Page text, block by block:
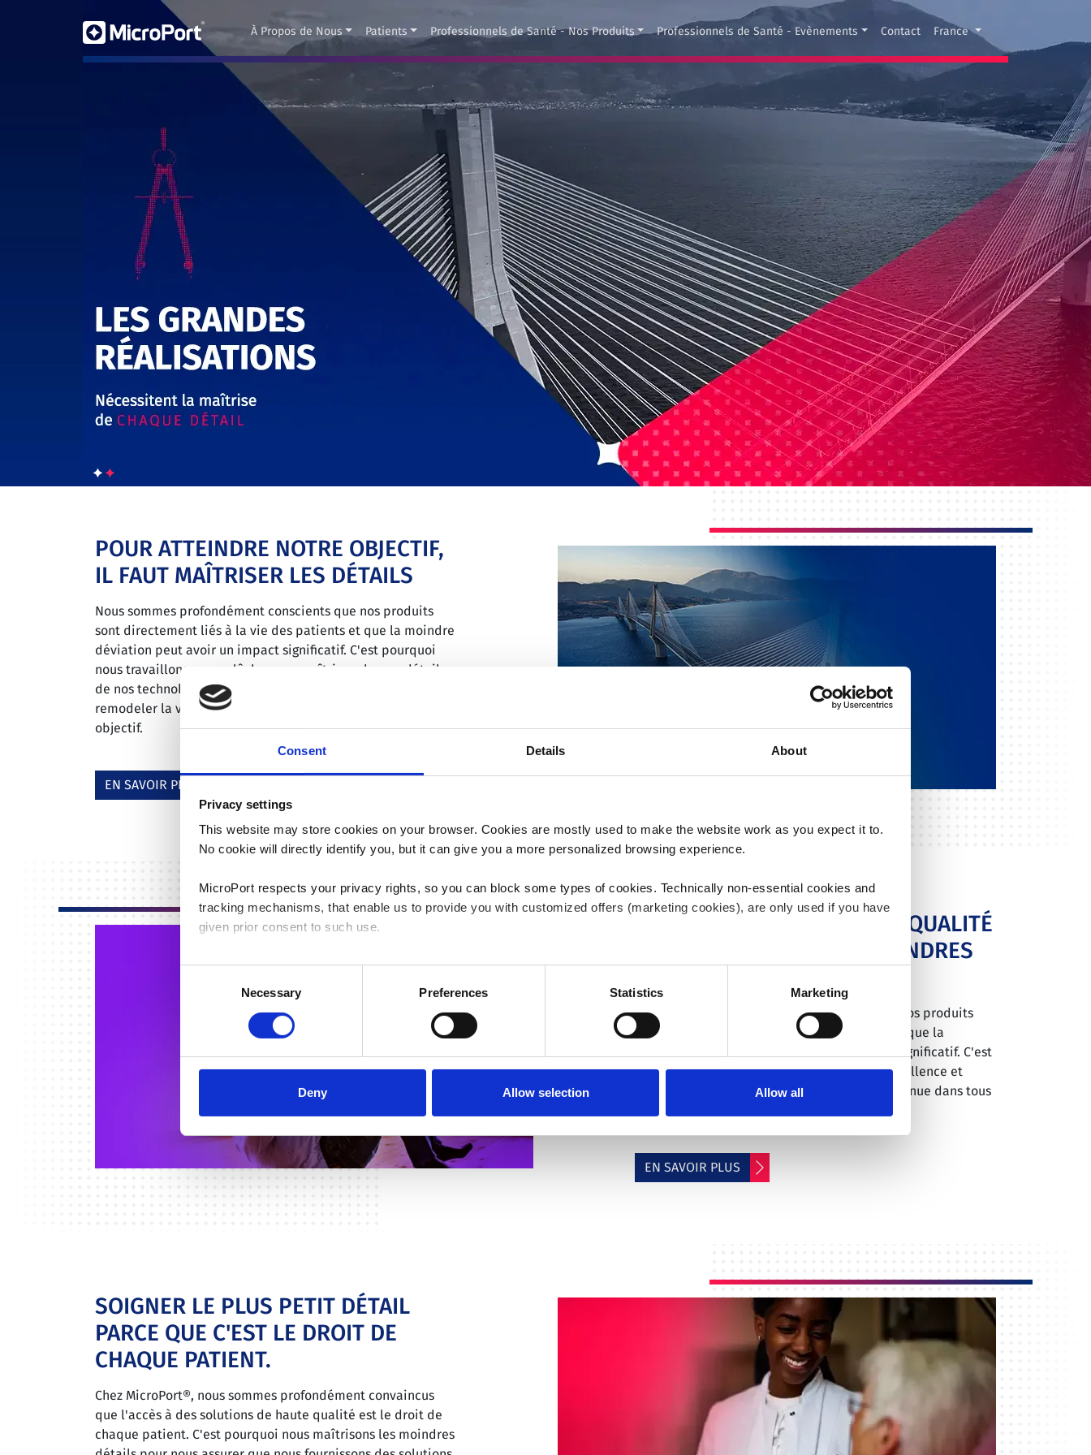
Consent Details About
Privacy settings
This website may store cookies on your browser. Cookies are mostly used to make the website work as you expect it to.
No cookie will directly identify you, but it can give you a more personalized browsing experience.
MicroPort respects your privacy rights, so you can block some types of cookies. Technically non-essential cookies and
tracking mechanisms, that enable us to provide you with customized offers (marketing cookies), are only used if you have
given prior consent to such use.
By clicking “Allow selection” or "Allow all", only the cookies you selected will be used. You can withdraw the consent that
you granted here at any time by going to
Cookies Settings . For more information, please see our Cookie Policy
Necessary Preferences Statistics Marketing
Deny Allow selection Allow all
À Propos de Nous Patients Professionnels de Santé - Nos Produits Professionnels de Santé - Evènements Contact France
POUR ATTEINDRE NOTRE OBJECTIF,
IL FAUT MAÎTRISER LES DÉTAILS
Nous sommes profondément conscients que nos produits
sont directement liés à la vie des patients et que la moindre
déviation peut avoir un impact significatif. C'est pourquoi
nous travaillons sans relâche pour maîtriser chaque détail
de nos technologies médicales afin de prolonger et de
remodeler la vie des patients du monde entier. C'est notre
objectif.
EN SAVOIR PLUS
DES SOLUTIONS DE HAUTE QUALITÉ
MAÎTRISÉES DANS LES MOINDRES
Nous sommes profondément conscients que nos produits
sont directement liés à la vie des patients, et que la
moindre déviation pourrait avoir un impact significatif. C'est
pourquoi nous recherchons sans relâche l'excellence et
maintenons une stratégie d'amélioration continue dans tous
les aspects de notre activité.
EN SAVOIR PLUS
SOIGNER LE PLUS PETIT DÉTAIL
PARCE QUE C'EST LE DROIT DE
CHAQUE PATIENT.
Chez MicroPort®, nous sommes profondément convaincus
que l'accès à des solutions de haute qualité est le droit de
chaque patient. C'est pourquoi nous maîtrisons les moindres